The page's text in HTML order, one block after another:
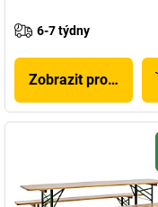
6-7 týdny
Zobrazit produkt